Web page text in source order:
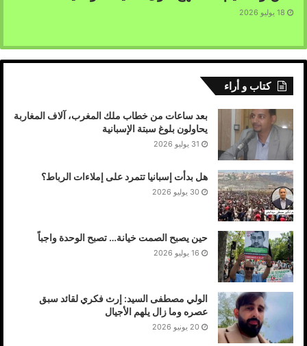
18 يوليو 2026
كتاب و أراء
بعد ساعات من خطاب ملك المغرب، آلاف المغاربة
يحاولون بلوغ سبتة الإسبانية
31 يوليو 2026
هل بدأت إسبانيا تتمرد على إملاءات الرباط؟
30 يوليو 2026
حين يصبح الصمت خيانة… تصبح الوحدة واجباً
16 يوليو 2026
الولي مصطفى السيد: إرث فكري لقائد سبق
عصره وما زال يلهم الأجيال
20 يونيو 2026